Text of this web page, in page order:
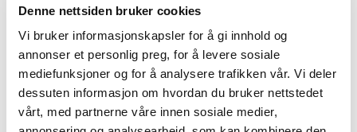
Denne nettsiden bruker cookies
Vi bruker informasjonskapsler for å gi innhold og
annonser et personlig preg, for å levere sosiale
mediefunksjoner og for å analysere trafikken vår. Vi deler
dessuten informasjon om hvordan du bruker nettstedet
vårt, med partnerne våre innen sosiale medier,
Tegninger
Redskap/materiale
Akvarell, fargestift, flere farger
Velinpapir
Mål